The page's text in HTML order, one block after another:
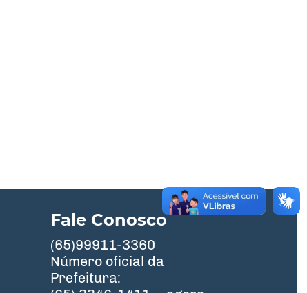
Fale Conosco
(65)99911-3360
Número oficial da
Prefeitura: